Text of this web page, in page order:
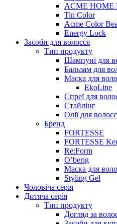
ACME HOME
Tin Color
Acme Color
Energy Lock
Засоби для волосся
Тип продукту
Шампуні для
Бальзам для
Маска для
EkoLine
Спреї для
Стайлінг
Олії для
Бренд
FORTESSE
FORTESSE
Re:Form
O’berig
Маска для
Styling Gel
Чоловіча серія
Дитяча серія
Тип продукту
Догляд за